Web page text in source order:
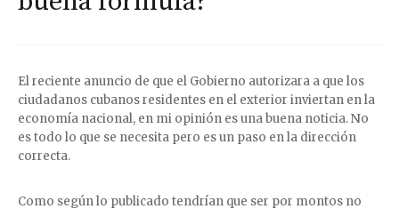
El reciente anuncio de que el Gobierno autorizara a que los
ciudadanos cubanos residentes en el exterior inviertan en la
economía nacional, en mi opinión es una buena noticia. No
es todo lo que se necesita pero es un paso en la dirección
correcta.
Como según lo publicado tendrían que ser por montos no